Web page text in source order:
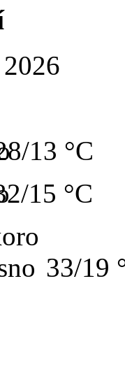
13 °C
15 °C
33/19